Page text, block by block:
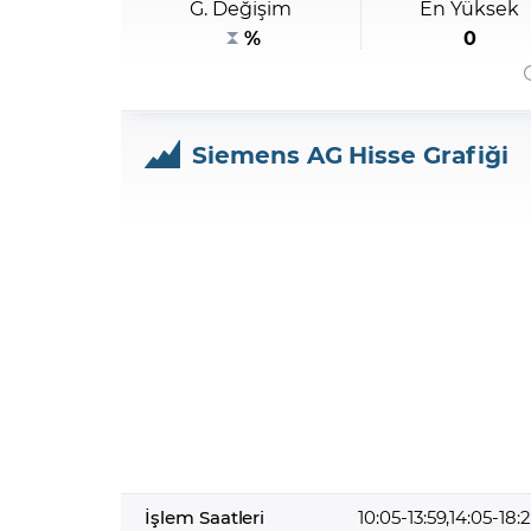
Zarar Olasılığınız Forex Nedir?
İŞLEM PLATFORMLARI
Para Güvenliği
G. Değişim
%
En Yüksek
0
Siemens AG Hisse Grafiği
İşlem Saatleri 10:05-13:59,14:05-